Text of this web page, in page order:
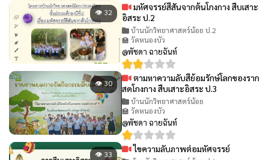
👁 32
มหัศจรรย์สีสันจากต้นโกงกาง สืบเสาะ
อิสระ ป.2
บ้านนักวิทยาศาสตร์น้อย ป.2
🏫 วัดหนองบัว
@พัชดา ฉายฉันท์
👁 30
ตามหาความลับสีย้อมรักษ์โลกของราก
สดโกงกาง สืบเสาะอิสระ ป.3
บ้านนักวิทยาศาสตร์น้อย
🏫 วัดหนองบัว
@พัชดา ฉายฉันท์
👁 33 ไขความลับภาพต่อมหัศจรรย์